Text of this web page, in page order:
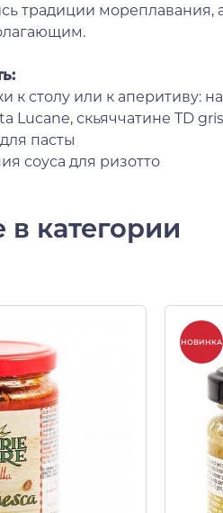
традиции
к столу или к аперитиву:
Lucane, скьяччатине TD
пасты
соуса для ризотто
категории
НОВИНКА